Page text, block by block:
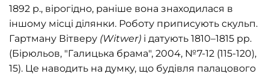
1892 р., вірогідно, раніше вона знаходилася в
іншому місці ділянки. Роботу приписують скульп.
Гартману Вітверу (Witwer) і датують 1810–1815 рр.
(Бірюльов, "Галицька брама", 2004, №7-12 (115-120),
15). Це наводить на думку, що будівля палацового